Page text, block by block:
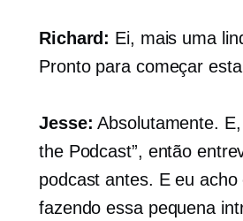
Richard: Ei, mais uma
Pronto para começar
Jesse: Absolutamente.
the Podcast”, então
podcast antes. E eu
fazendo essa pequena